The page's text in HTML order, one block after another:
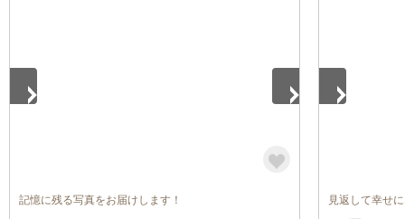
記憶に残る写真をお届けします！ 見返して幸せ